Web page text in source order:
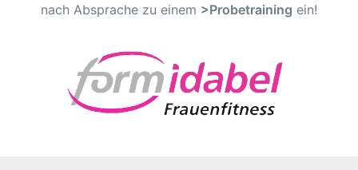
nach Absprache zu einem >Probetraining ein!